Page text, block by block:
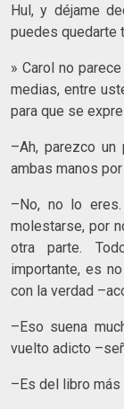
Hul, y déjame
puedes quedarte
» Carol no
medias, entre
para que se
–Ah, parezco un
ambas manos
–No, no lo
molestarse, por
otra parte.
importante, es
con la verdad
–Eso suena
vuelto adicto
–Es del libro más